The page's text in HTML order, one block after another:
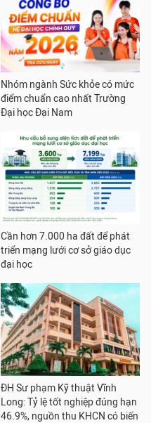
Nhóm ngành Sức khỏe có mức
điểm chuẩn cao nhất Trường
Đại học Đại Nam
Cần hơn 7.000 ha đất để phát
triển mạng lưới cơ sở giáo dục
đại học
ĐH Sư phạm Kỹ thuật Vĩnh
Long: Tỷ lệ tốt nghiệp đúng hạn
46.9%, nguồn thu KHCN có biến